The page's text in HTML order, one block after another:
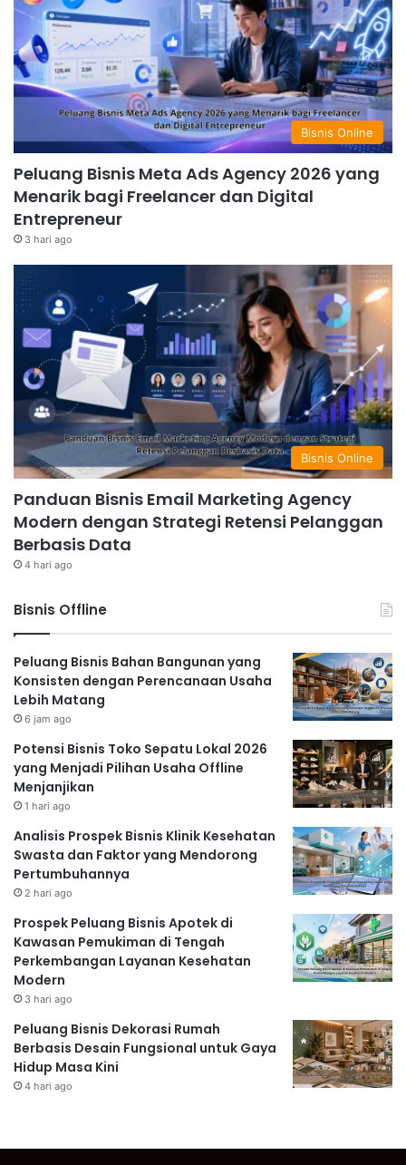
Bisnis Online
Peluang Bisnis Meta Ads Agency 2026 yang
Menarik bagi Freelancer dan Digital
Entrepreneur
3 hari ago
Bisnis Online
Panduan Bisnis Email Marketing Agency
Modern dengan Strategi Retensi Pelanggan
Berbasis Data
4 hari ago
Bisnis Offline
Peluang Bisnis Bahan Bangunan yang
Konsisten dengan Perencanaan Usaha
Lebih Matang
6 jam ago
Potensi Bisnis Toko Sepatu Lokal 2026
yang Menjadi Pilihan Usaha Offline
Menjanjikan
1 hari ago
Analisis Prospek Bisnis Klinik Kesehatan
Swasta dan Faktor yang Mendorong
Pertumbuhannya
2 hari ago
Prospek Peluang Bisnis Apotek di
Kawasan Pemukiman di Tengah
Perkembangan Layanan Kesehatan
Modern
3 hari ago
Peluang Bisnis Dekorasi Rumah
Berbasis Desain Fungsional untuk Gaya
Hidup Masa Kini
4 hari ago